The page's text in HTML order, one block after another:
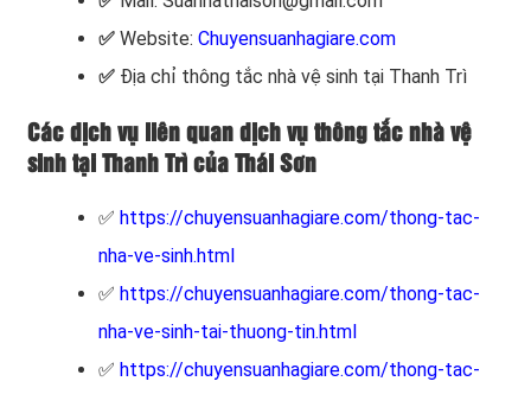
✅ Website: Chuyensuanhagiare.com
✅ Địa chỉ thông tắc nhà vệ sinh tại Thanh Trì
Các dịch vụ liên quan dịch vụ thông tắc nhà vệ
sinh tại Thanh Trì của Thái Sơn
✅ https://chuyensuanhagiare.com/thong-tac-
nha-ve-sinh.html
✅ https://chuyensuanhagiare.com/thong-tac-
nha-ve-sinh-tai-thuong-tin.html
✅ https://chuyensuanhagiare.com/thong-tac-